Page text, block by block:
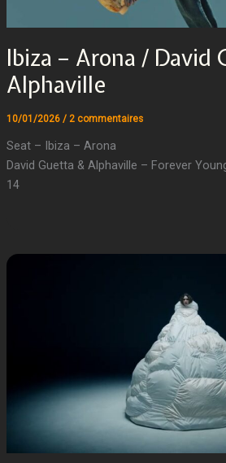
Ibiza – Arona / David
Alphaville
10/01/2026 / 2 commentaires
Seat – Ibiza – Arona
David Guetta & Alphaville – Forever
14